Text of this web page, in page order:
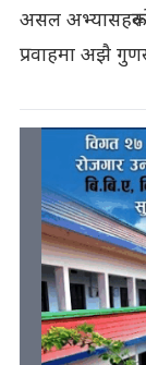
असल
प्रवाहमा अझै